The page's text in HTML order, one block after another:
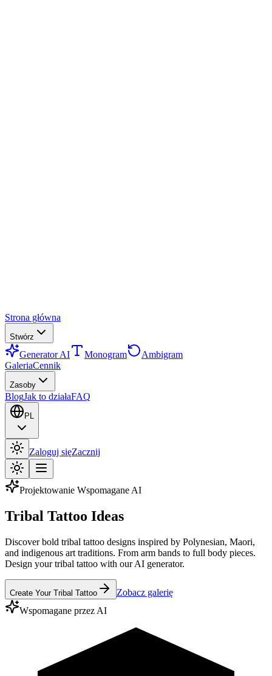
Strona główna
Stwórz
Generator AI Monogram
Ambigram
GaleriaCennik
Zasoby
BlogJak to działaFAQ
PL
Zaloguj sięZacznij
Projektowanie Wspomagane AI
Tribal Tattoo Ideas
Discover bold tribal tattoo designs inspired by Polynesian, Maori,
and indigenous art traditions. From arm bands to full body pieces.
Design your tribal tattoo with our AI generator.
Create Your Tribal Tattoo
Zobacz galerię
Wspomagane przez AI